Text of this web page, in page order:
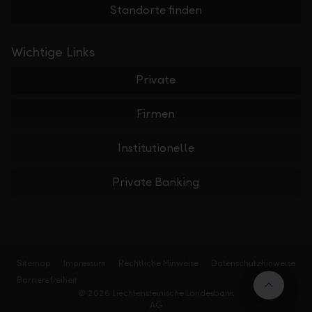
Standorte finden
Wichtige Links
Private
Firmen
Institutionelle
Private Banking
Nach